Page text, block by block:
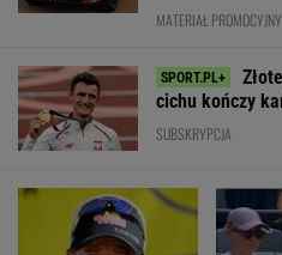
MATERIAŁ PROMOCYJNY
cichu kończy
SUBSKRYPCJA